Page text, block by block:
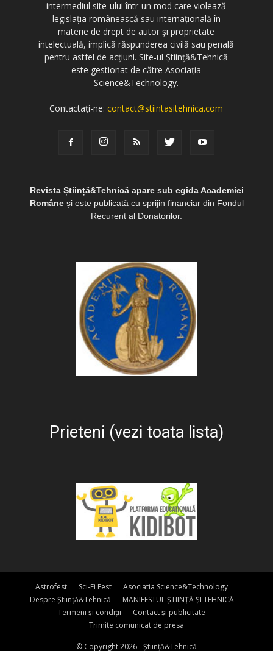
intermediul site-ului într-un mod care violează
legislația românească sau internațională în
materie de drept de autor și proprietate
intelectuală, implică răspunderea civilă sau penală
pentru astfel de acțiuni. Site-ul Știință&Tehnică
este gestionat de către Asociația
Science&Technology.
Contactați-ne:contact@stiintasitehnica.com
Revista Știință&Tehnică apare sub egida Academiei
Româneși este publicată cu sprijin financiar din Fondul
Recurent al Donatorilor.
Prieteni (vezi toata lista)
Astrofest Sci-Fi Fest
Asociatia Science&Technology
Despre Știință&Tehnică
MANIFESTUL ȘTIINȚĂ ȘI TEHNICĂ
Termeni și condiții
Contact și publicitate
Trimite comunicat de presa
© Copyright 2026 - Știință&Tehnică